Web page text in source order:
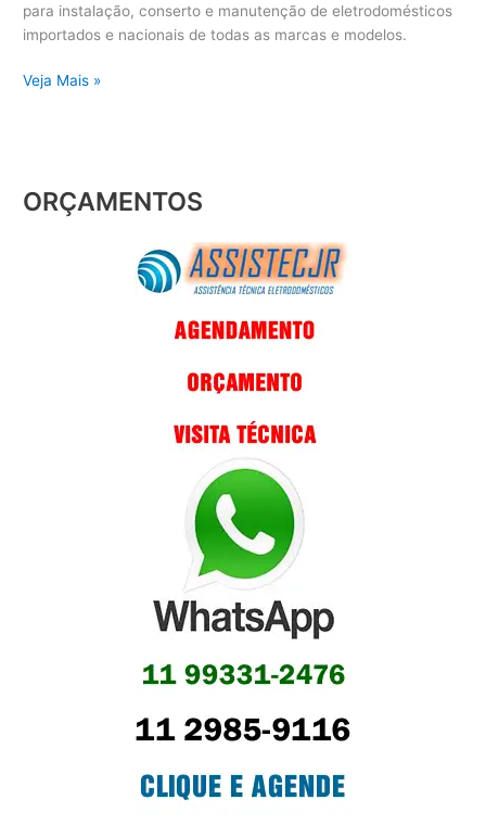
para instalação, conserto e manutenção de eletrodomésticos
importados e nacionais de todas as marcas e modelos.
Veja Mais »
ORÇAMENTOS